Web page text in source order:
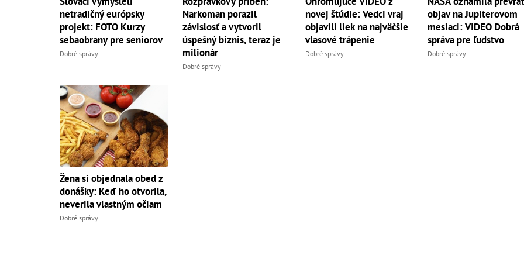
netradičný európsky
projekt: FOTO Kurzy
sebaobrany pre seniorov
Dobré správy
Narkoman porazil
závislosť a vytvoril
úspešný biznis, teraz je
milionár
Dobré správy
novej štúdie: Vedci vraj
objavili liek na najväčšie
vlasové trápenie
Dobré správy
objav na Jupiterovom
mesiaci: VIDEO Dobrá
správa pre ľudstvo
Dobré správy
Žena si objednala obed z
donášky: Keď ho otvorila,
neverila vlastným očiam
Dobré správy